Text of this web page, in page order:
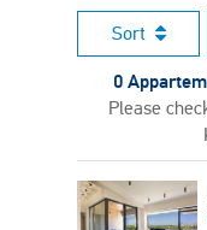
Sort
0
Please